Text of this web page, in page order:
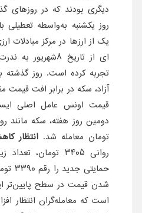
دیگری بودند که در روزهای
روز یکشنبه به‌واسطه تعطیلی
یک از ارزها در مرکز مبادلات
تجربه کرده است. روز گذشته
آزاد، سکه در برابر افت قیمت
قیمت اونس عامل اصلی
تومان معامله شد.انتظار
روانی ۳۴۰۵ تومان،
شدن قیمت در سطح پایین‌تر
است که معامله‌گران انتظار